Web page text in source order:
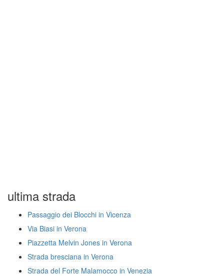
ultima strada
Passaggio dei Blocchi in Vicenza
Via Biasi in Verona
Piazzetta Melvin Jones in Verona
Strada bresciana in Verona
Strada del Forte Malamocco in Venezia